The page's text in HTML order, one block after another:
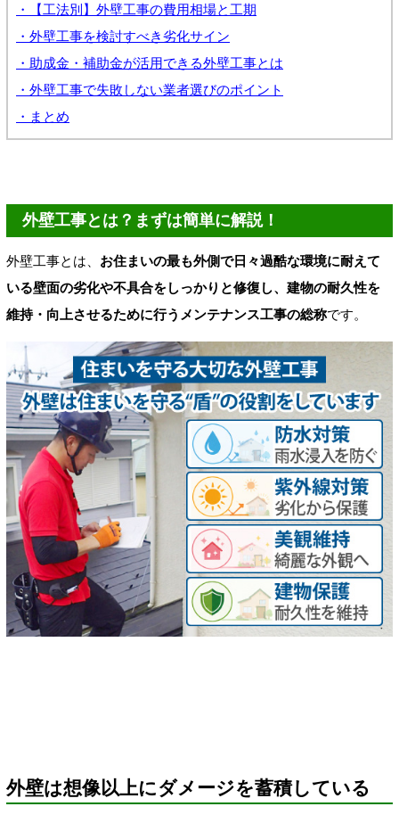
・【工法別】外壁工事の費用相場と工期
・外壁工事を検討すべき劣化サイン
・助成金・補助金が活用できる外壁工事とは
・外壁工事で失敗しない業者選びのポイント
・まとめ
外壁工事とは？まずは簡単に解説！
外壁工事とは、 お住まいの最も外側で日々過酷な環境に耐えて
いる壁面の劣化や不具合をしっかりと修復し、建物の耐久性を
維持・向上させるために行うメンテナンス工事の総称です。
外壁は想像以上にダメージを蓄積している